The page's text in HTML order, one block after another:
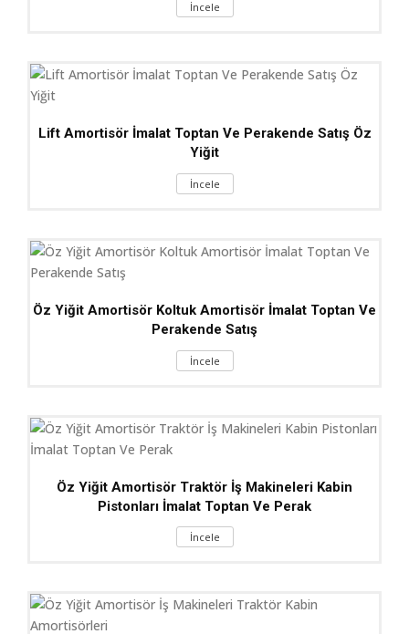
İncele
Lift Amortisör İmalat Toptan Ve Perakende Satış Öz
Yiğit
İncele
Öz Yiğit Amortisör Koltuk Amortisör İmalat Toptan Ve
Perakende Satış
İncele
Öz Yiğit Amortisör Traktör İş Makineleri Kabin
Pistonları İmalat Toptan Ve Perak
İncele